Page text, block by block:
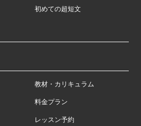
初めての超短文
教材・カリキュラム
料金プラン
レッスン予約